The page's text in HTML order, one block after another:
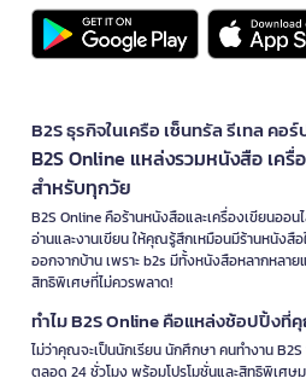
B2S ธุรกิจในเครือ เซ็นทรัล รีเทล คอ
B2S Online แหล่งรวมหนังสือ เครื่
สำหรับทุกวัย
B2S Online คือร้านหนังสือและเครื่องเขียนออ
อ่านและงานเขียน ให้คุณรู้สึกเหมือนมีร้านหนังสื
ออกจากบ้าน เพราะ b2s มีทั้งหนังสือหลากหลา
สิทธิพิเศษที่ไม่ควรพลาด!
ทำไม B2S Online คือแหล่งช้อปปิ้งที่
ไม่ว่าคุณจะเป็นนักเรียน นักศึกษา คนทำงาน
ตลอด 24 ชั่วโมง พร้อมโปรโมชั่นและสิทธิพิเศษ